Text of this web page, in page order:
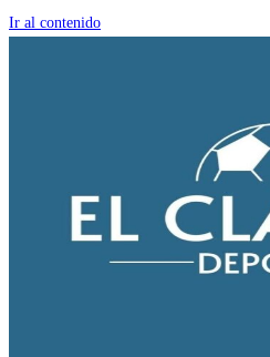
Ir al contenido